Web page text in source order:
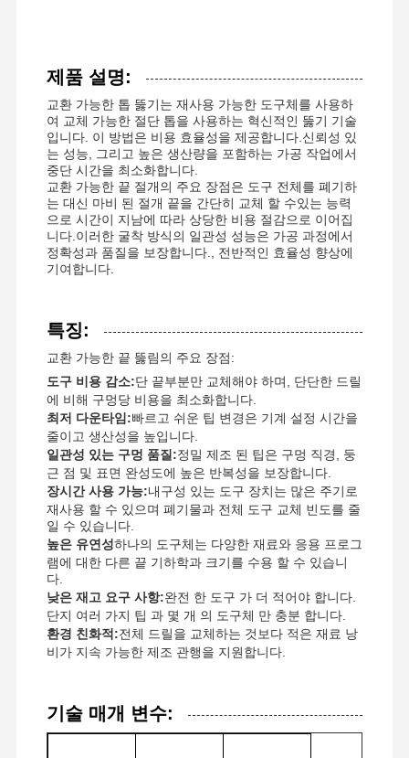
집 제품
제품 설명:
교환 가능한 톱 뚫기는 재사용 가능한 도구체를 사용하
여 교체 가능한 절단 톱을 사용하는 혁신적인 뚫기 기술
입니다. 이 방법은 비용 효율성을 제공합니다.신뢰성 있
는 성능, 그리고 높은 생산량을 포함하는 가공 작업에서
중단 시간을 최소화합니다.
교환 가능한 끝 절개의 주요 장점은 도구 전체를 폐기하
는 대신 마비 된 절개 끝을 간단히 교체 할 수있는 능력
으로 시간이 지남에 따라 상당한 비용 절감으로 이어집
니다.이러한 굴착 방식의 일관성 성능은 가공 과정에서
정확성과 품질을 보장합니다., 전반적인 효율성 향상에
기여합니다.
특징:
교환 가능한 끝 뚫림의 주요 장점:
도구 비용 감소:단 끝부분만 교체해야 하며, 단단한 드릴
에 비해 구멍당 비용을 최소화합니다.
최저 다운타임:빠르고 쉬운 팁 변경은 기계 설정 시간을
줄이고 생산성을 높입니다.
일관성 있는 구멍 품질:정밀 제조 된 팁은 구멍 직경, 둥
근 점 및 표면 완성도에 높은 반복성을 보장합니다.
장시간 사용 가능:내구성 있는 도구 장치는 많은 주기로
재사용 할 수 있으며 폐기물과 전체 도구 교체 빈도를 줄
일 수 있습니다.
높은 유연성하나의 도구체는 다양한 재료와 응용 프로그
램에 대한 다른 끝 기하학과 크기를 수용 할 수 있습니
다.
낮은 재고 요구 사항:완전 한 도구 가 더 적어야 합니다.
단지 여러 가지 팁 과 몇 개 의 도구체 만 충분 합니다.
환경 친화적:전체 드릴을 교체하는 것보다 적은 재료 낭
비가 지속 가능한 제조 관행을 지원합니다.
기술 매개 변수: